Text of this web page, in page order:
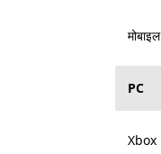
मोबाइल
PC
Xbox